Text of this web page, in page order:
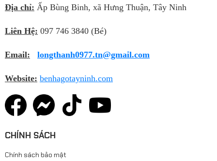
Địa chỉ: Ấp Bùng Binh, xã Hưng Thuận, Tây Ninh
Liên Hệ: 097 746 3840 (Bé)
Email: longthanh0977.tn@gmail.com
Website: benhagotayninh.com
CHÍNH SÁCH
Chính sách bảo mật